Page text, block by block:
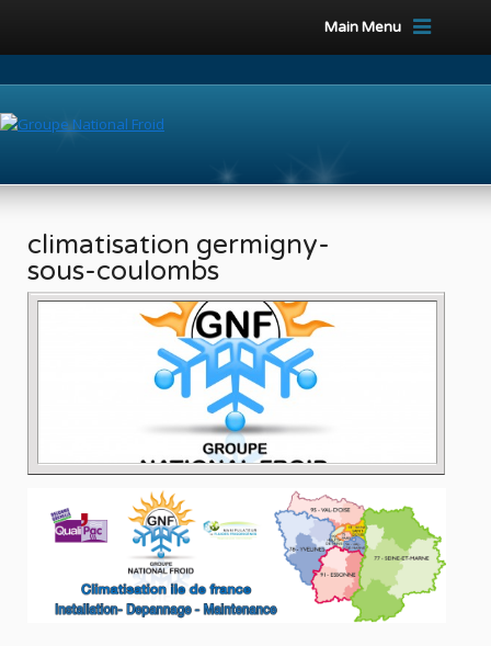
Main Menu
climatisation germigny-
sous-coulombs